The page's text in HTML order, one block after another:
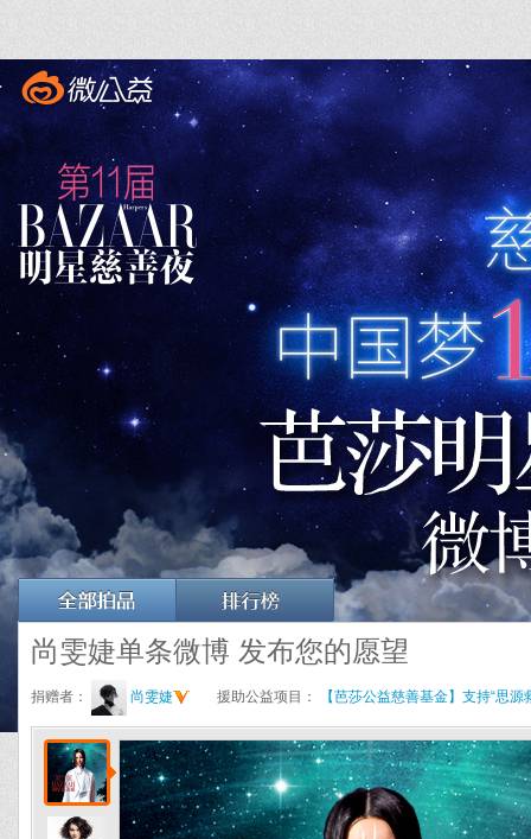
尚雯婕单条微博 发布您的愿望
捐赠者： 尚雯婕 援助公益项目： 【芭莎公益慈善基金】支持“思